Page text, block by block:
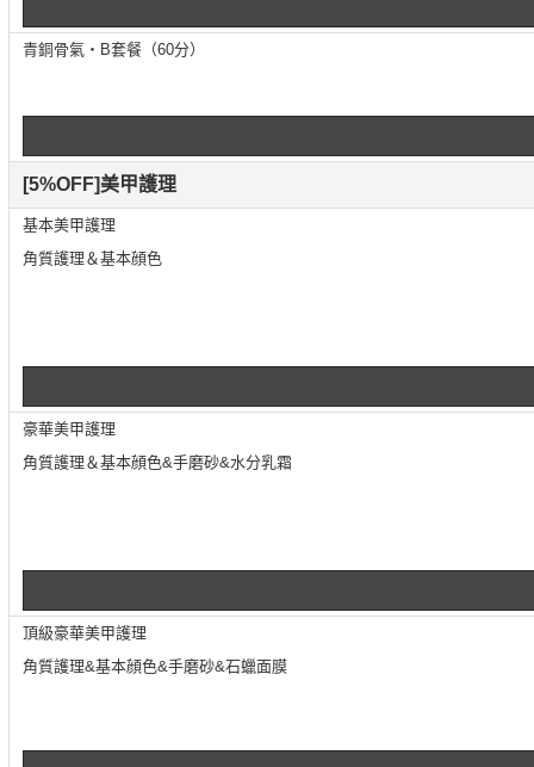
青銅骨氣・B套餐（60分）
[5%OFF]美甲護理
基本美甲護理
角質護理＆基本顔色
豪華美甲護理
角質護理＆基本顔色&手磨砂&水分乳霜
頂級豪華美甲護理
角質護理&基本顔色&手磨砂&石蠟面膜